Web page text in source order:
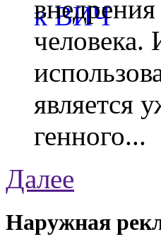
человека.
является
генного...
Далее
Наружная